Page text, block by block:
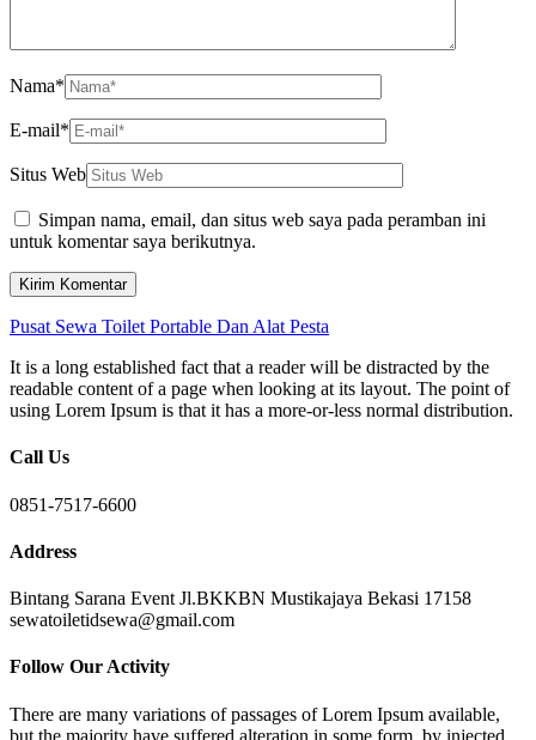
Nama*
E-mail*
Situs Web
Simpan nama, email, dan situs web saya pada peramban ini
untuk komentar saya berikutnya.
Pusat Sewa Toilet Portable Dan Alat Pesta
It is a long established fact that a reader will be distracted by the
readable content of a page when looking at its layout. The point of
using Lorem Ipsum is that it has a more-or-less normal distribution.
Call Us
0851-7517-6600
Address
Bintang Sarana Event Jl.BKKBN Mustikajaya Bekasi 17158
sewatoiletidsewa@gmail.com
Follow Our Activity
There are many variations of passages of Lorem Ipsum available,
but the majority have suffered alteration in some form, by injected